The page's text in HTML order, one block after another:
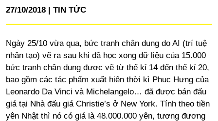
27/10/2018 TIN TỨC
Ngày 25/10 vừa qua, bức tranh chân dung do AI (trí tuệ
nhân tạo) vẽ ra sau khi đã học xong dữ liệu của 15.000
bức tranh chân dung được vẽ từ thế kỉ 14 đến thế kỉ 20,
bao gồm các tác phẩm xuất hiện thời kì Phục Hưng của
Leonardo Da Vinci và Michelangelo… đã được bán đấu
giá tại Nhà đấu giá Christie’s ở New York. Tính theo tiền
yên Nhật thì nó có giá là 48.000.000 yên, tương đương